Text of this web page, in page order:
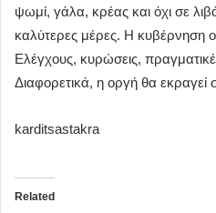
ψωμί, γάλα, κρέας και όχι σε
καλύτερες μέρες. Η κυβέρνηση
Ελέγχους, κυρώσεις,
Διαφορετικά, η οργή θα
karditsastakra
Related